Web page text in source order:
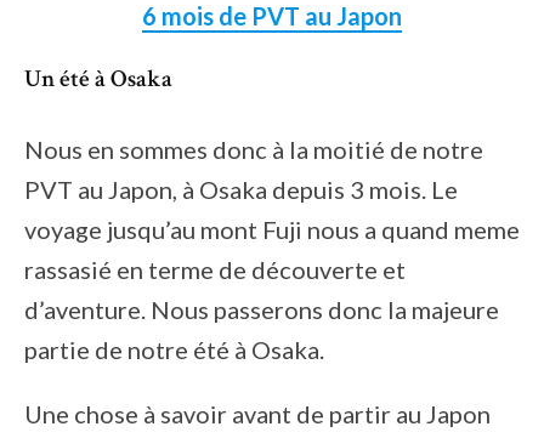
6 mois de PVT au Japon
Un été à Osaka
Nous en sommes donc à la moitié de notre
PVT au Japon, à Osaka depuis 3 mois. Le
voyage jusqu’au mont Fuji nous a quand meme
rassasié en terme de découverte et
d’aventure. Nous passerons donc la majeure
partie de notre été à Osaka.
Une chose à savoir avant de partir au Japon